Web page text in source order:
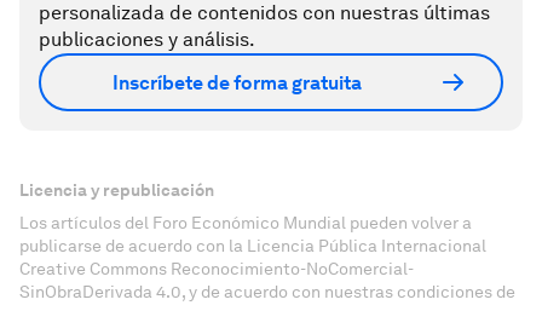
personalizada de contenidos con nuestras últimas
publicaciones y análisis.
Inscríbete de forma gratuita
Licencia y republicación
Los artículos del Foro Económico Mundial pueden volver a
publicarse de acuerdo con la Licencia Pública Internacional
Creative Commons Reconocimiento-NoComercial-
SinObraDerivada 4.0, y de acuerdo con nuestras condiciones de